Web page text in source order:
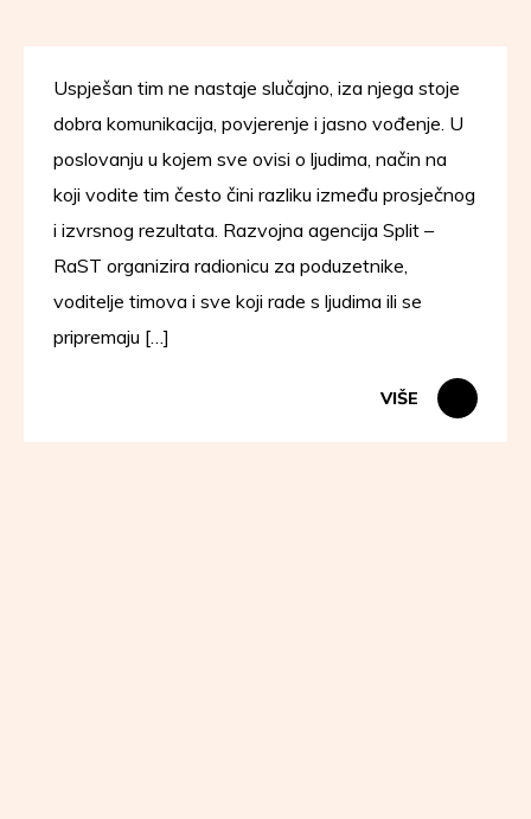
Uspješan tim ne nastaje slučajno, iza njega stoje
dobra komunikacija, povjerenje i jasno vođenje. U
poslovanju u kojem sve ovisi o ljudima, način na
koji vodite tim često čini razliku između prosječnog
i izvrsnog rezultata. Razvojna agencija Split –
RaST organizira radionicu za poduzetnike,
voditelje timova i sve koji rade s ljudima ili se
pripremaju […]
VIŠE